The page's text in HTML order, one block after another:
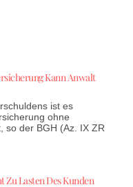
Kann Anwalt
ist es
ohne
so der BGH (Az. IX ZR
Zu Lasten Des Kunden